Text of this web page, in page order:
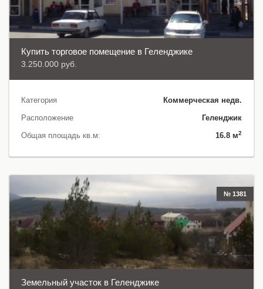
Купить торговое помещение в Геленджике
3.250.000 руб.
Категория
Коммерческая недв.
Расположение
Геленджик
Общая площадь кв.м:
16.8 м2
№ 1381
Земельный участок в Геленджике